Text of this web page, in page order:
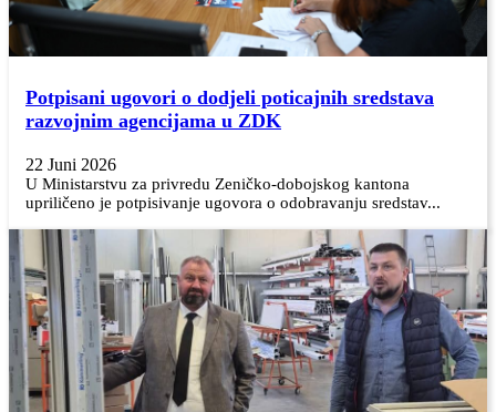
Potpisani ugovori o dodjeli poticajnih sredstava
razvojnim agencijama u ZDK
22 Juni 2026
U Ministarstvu za privredu Zeničko-dobojskog kantona
upriličeno je potpisivanje ugovora o odobravanju sredstav...